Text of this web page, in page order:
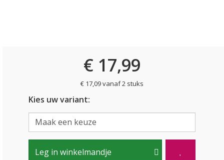
€ 17,99
€ 17,09 vanaf 2 stuks
Kies uw variant:
Leg in winkelmandje